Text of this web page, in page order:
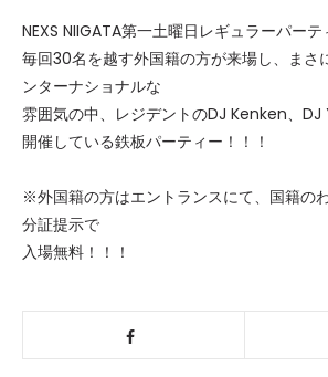
NEXS NIIGATA第一土曜日レギュラーパーテ
毎回30名を越す外国籍の方が来場し、まさ
ンターナショナルな
雰囲気の中、レジデントのDJ Kenken、DJ
開催している鉄板パーティー！！！
※外国籍の方はエントランスにて、国籍の
分証提示で
入場無料！！！